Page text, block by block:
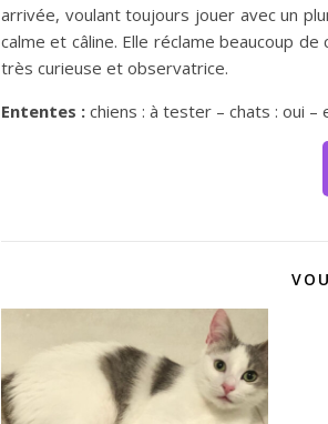
arrivée, voulant toujours jouer avec un
calme et câline. Elle réclame beaucoup
très curieuse et observatrice.
Ententes : chiens : à tester – chats : oui –